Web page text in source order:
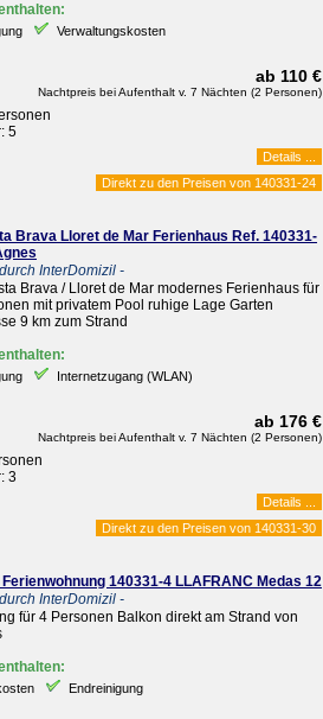
Verwaltungskosten
ab 110 €
Nachtpreis bei Aufenthalt v. 7 Nächten (2 Personen)
5
Details ...
Direkt zu den Preisen von 140331-24
Brava Lloret de Mar Ferienhaus Ref. 140331-
InterDomizil -
Brava / Lloret de Mar modernes Ferienhaus für
mit privatem Pool ruhige Lage Garten
9 km zum Strand
Internetzugang (WLAN)
ab 176 €
Nachtpreis bei Aufenthalt v. 7 Nächten (2 Personen)
3
Details ...
Direkt zu den Preisen von 140331-30
140331-4 LLAFRANC Medas 12
InterDomizil -
für 4 Personen Balkon direkt am Strand von
Endreinigung